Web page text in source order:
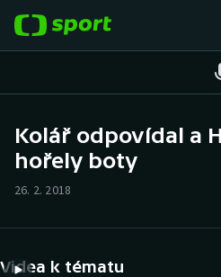
Hokej
Kolář odpovídal a
hořely boty
26. 2. 2018
Videa k tématu